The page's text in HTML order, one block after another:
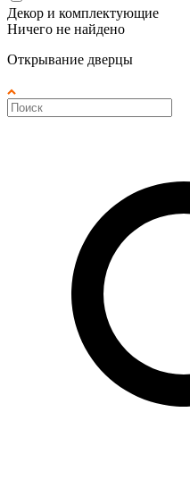
Декор и комплектующие
Ничего не найдено
Открывание дверцы